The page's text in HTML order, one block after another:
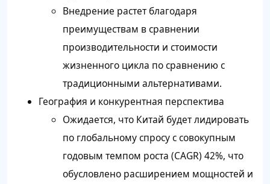
Внедрение растет благодаря
преимуществам в сравнении
производительности и стоимости
жизненного цикла по сравнению с
традиционными альтернативами.
География и конкурентная перспектива
Ожидается, что Китай будет лидировать
по глобальному спросу с совокупным
годовым темпом роста (CAGR) 42%, что
обусловлено расширением мощностей и